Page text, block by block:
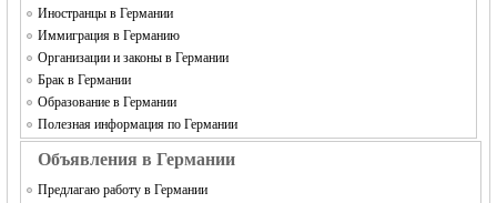
Иностранцы в Германии
Иммиграция в Германию
Организации и законы в Германии
Брак в Германии
Образование в Германии
Полезная информация по Германии
Объявления в Германии
Предлагаю работу в Германии